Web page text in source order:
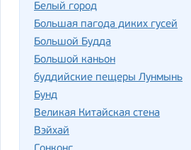
Белый город
Большая пагода диких гусей
Большой Будда
Большой каньон
буддийские пещеры Лунмынь
Бунд
Великая Китайская стена
Вэйхай